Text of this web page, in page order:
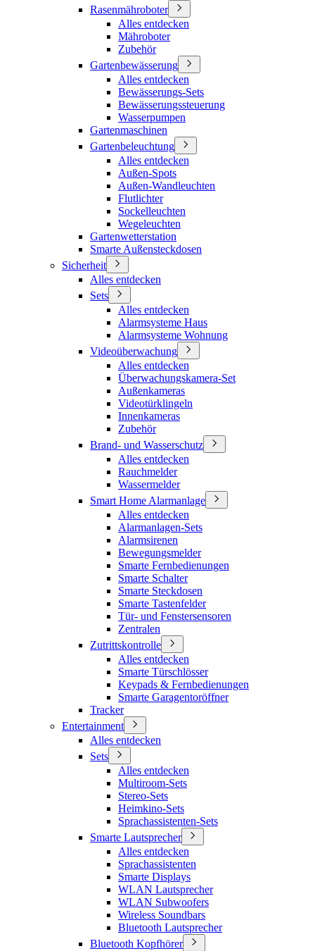
Rasenmähroboter
Alles entdecken
Mähroboter
Zubehör
Gartenbewässerung
Alles entdecken
Bewässerungs-Sets
Bewässerungssteuerung
Wasserpumpen
Gartenmaschinen
Gartenbeleuchtung
Alles entdecken
Außen-Spots
Außen-Wandleuchten
Flutlichter
Sockelleuchten
Wegeleuchten
Gartenwetterstation
Smarte Außensteckdosen
Sicherheit
Alles entdecken
Sets
Alles entdecken
Alarmsysteme Haus
Alarmsysteme Wohnung
Videoüberwachung
Alles entdecken
Überwachungskamera-Set
Außenkameras
Videotürklingeln
Innenkameras
Zubehör
Brand- und Wasserschutz
Alles entdecken
Rauchmelder
Wassermelder
Smart Home Alarmanlage
Alles entdecken
Alarmanlagen-Sets
Alarmsirenen
Bewegungsmelder
Smarte Fernbedienungen
Smarte Schalter
Smarte Steckdosen
Smarte Tastenfelder
Tür- und Fenstersensoren
Zentralen
Zutrittskontrolle
Alles entdecken
Smarte Türschlösser
Keypads & Fernbedienungen
Smarte Garagentoröffner
Tracker
Entertainment
Alles entdecken
Sets
Alles entdecken
Multiroom-Sets
Stereo-Sets
Heimkino-Sets
Sprachassistenten-Sets
Smarte Lautsprecher
Alles entdecken
Sprachassistenten
Smarte Displays
WLAN Lautsprecher
WLAN Subwoofers
Wireless Soundbars
Bluetooth Lautsprecher
Bluetooth Kopfhörer